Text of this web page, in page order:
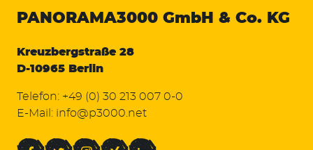
PANORAMA3000 GmbH & Co. KG
Kreuzbergstraße 28
D-10965 Berlin
Telefon: +49 (0) 30 213 007 0-0
E-Mail: info@p3000.net
FacebookTwitterInstagramXing LinkedIn